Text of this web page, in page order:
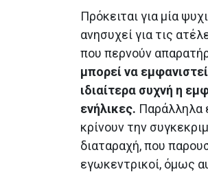
Πρόκειται για μία
ανησυχεί για τις
που περνούν
μπορεί να
ιδιαίτερα συχνή η
ενήλικες. Παράλληλα
κρίνουν την
διαταραχή, που
εγωκεντρικοί, όμως